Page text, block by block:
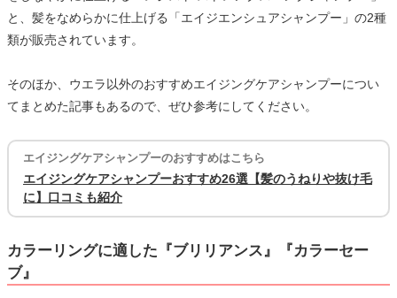
と、髪をなめらかに仕上げる「エイジエンシュアシャンプー」の2種
類が販売されています。
そのほか、ウエラ以外のおすすめエイジングケアシャンプーについ
てまとめた記事もあるので、ぜひ参考にしてください。
エイジングケアシャンプーのおすすめはこちら
エイジングケアシャンプーおすすめ26選【髪のうねりや抜け毛
に】口コミも紹介
カラーリングに適した『ブリリアンス』『カラーセー
ブ』